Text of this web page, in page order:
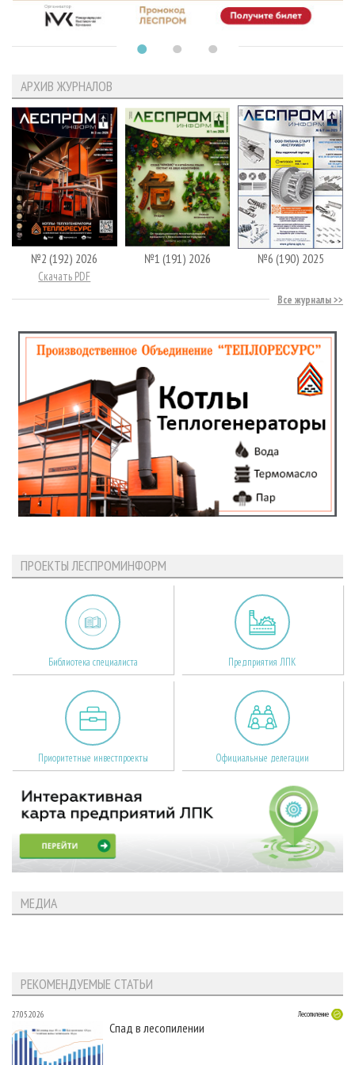
АРХИВ ЖУРНАЛОВ
№2 (192) 2026
Скачать PDF
№1 (191) 2026 №6 (190) 2025
Все журналы
ПРОЕКТЫ ЛЕСПРОМИНФОРМ
Библиотека специалиста Предприятия ЛПК
Приоритетные инвестпроекты Официальные делегации
МЕДИА
РЕКОМЕНДУЕМЫЕ СТАТЬИ
27.05.2026 Лесопиление
Спад в лесопилении